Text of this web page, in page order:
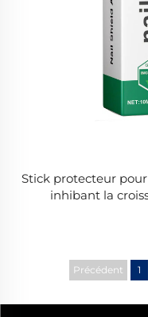
Stick protecteur
inhibant la
Précédent 1